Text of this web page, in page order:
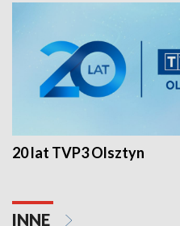
20 lat TVP3 Olsztyn
INNE